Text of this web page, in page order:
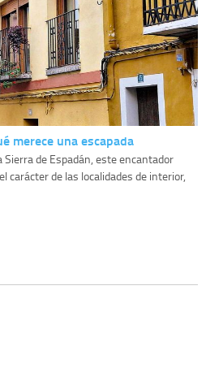
merece una escapada
de Espadán, este encantador
carácter de las localidades de interior,